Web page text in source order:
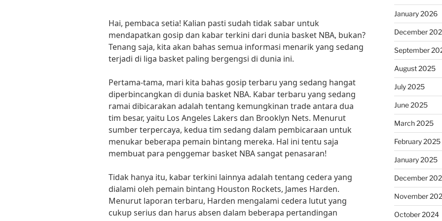
Hai, pembaca setia! Kalian pasti sudah tidak sabar untuk
mendapatkan gosip dan kabar terkini dari dunia basket NBA, bukan?
Tenang saja, kita akan bahas semua informasi menarik yang sedang
terjadi di liga basket paling bergengsi di dunia ini.
Pertama-tama, mari kita bahas gosip terbaru yang sedang hangat
diperbincangkan di dunia basket NBA. Kabar terbaru yang sedang
ramai dibicarakan adalah tentang kemungkinan trade antara dua
tim besar, yaitu Los Angeles Lakers dan Brooklyn Nets. Menurut
sumber terpercaya, kedua tim sedang dalam pembicaraan untuk
menukar beberapa pemain bintang mereka. Hal ini tentu saja
membuat para penggemar basket NBA sangat penasaran!
Tidak hanya itu, kabar terkini lainnya adalah tentang cedera yang
dialami oleh pemain bintang Houston Rockets, James Harden.
Menurut laporan terbaru, Harden mengalami cedera lutut yang
cukup serius dan harus absen dalam beberapa pertandingan
January 2026
December
September
August 2025
July 2025
June 2025
March 2025
February 2025
January 2025
December
November
October 2024